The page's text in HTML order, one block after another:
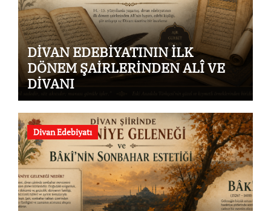
DİVAN EDEBİYATININ İLK
DÖNEM ŞAİRLERİNDEN ALÎ VE
DİVANI
Divan Edebiyatı